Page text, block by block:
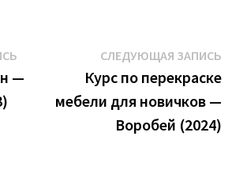
Предыдущая
запись:
—
СЛЕДУЮЩАЯ ЗАПИСЬ
Курс по перекраске
мебели для новичков —
Воробей (2024)